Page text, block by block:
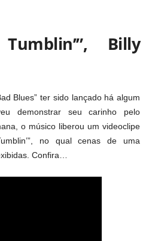
Billy
Blues” ter sido lançado há algum
demonstrar seu carinho pelo
o músico liberou um videoclipe
no qual cenas de uma
Confira…